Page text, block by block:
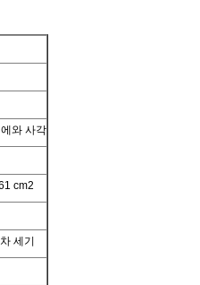
와 사각
cm2
세기